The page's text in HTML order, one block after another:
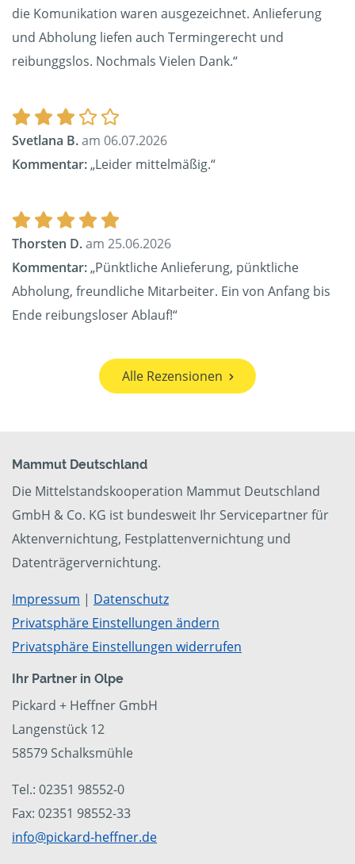
die Komunikation waren ausgezeichnet. Anlieferung
und Abholung liefen auch Termingerecht und
reibunggslos. Nochmals Vielen Dank.“
Svetlana B.am 06.07.2026
Kommentar:„Leider mittelmäßig.“
Thorsten D.am 25.06.2026
Kommentar:„Pünktliche Anlieferung, pünktliche
Abholung, freundliche Mitarbeiter. Ein von Anfang bis
Ende reibungsloser Ablauf!“
Alle Rezensionen
Mammut Deutschland
Die Mittelstandskooperation Mammut Deutschland
GmbH & Co. KG ist bundesweit Ihr Servicepartner für
Aktenvernichtung, Festplattenvernichtung und
Datenträgervernichtung.
Impressum | Datenschutz
Privatsphäre Einstellungen ändern
Privatsphäre Einstellungen widerrufen
Ihr Partner in Olpe
Pickard + Heffner GmbH
Langenstück 12
58579 Schalksmühle
Tel.: 02351 98552-0
Fax: 02351 98552-33
info@pickard-heffner.de